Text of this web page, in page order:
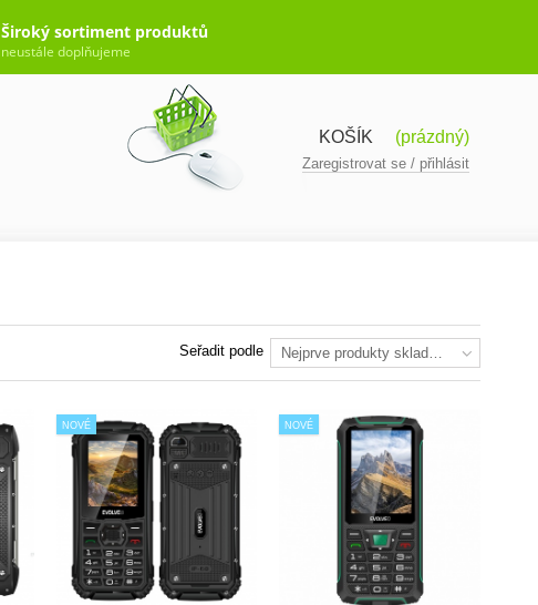
Široký sortiment produktů
neustále doplňujeme
KOŠÍK (prázdný)
Zaregistrovat se / přihlásit
Seřadit podle Nejprve produkty skladem
NOVÉ NOVÉ